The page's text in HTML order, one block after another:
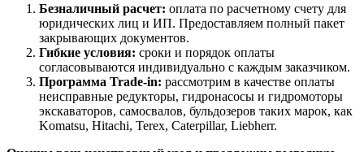
Безналичный расчет: оплата по расчетному счету для
юридических лиц и ИП. Предоставляем полный пакет
закрывающих документов.
Гибкие условия: сроки и порядок оплаты
согласовываются индивидуально с каждым заказчиком.
Программа Trade-in: рассмотрим в качестве оплаты
неисправные редукторы, гидронасосы и гидромоторы
экскаваторов, самосвалов, бульдозеров таких марок, как
Komatsu, Hitachi, Terex, Caterpillar, Liebherr.